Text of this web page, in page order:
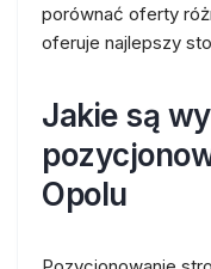
porównać oferty
oferuje najlepszy
Jakie są
Opolu